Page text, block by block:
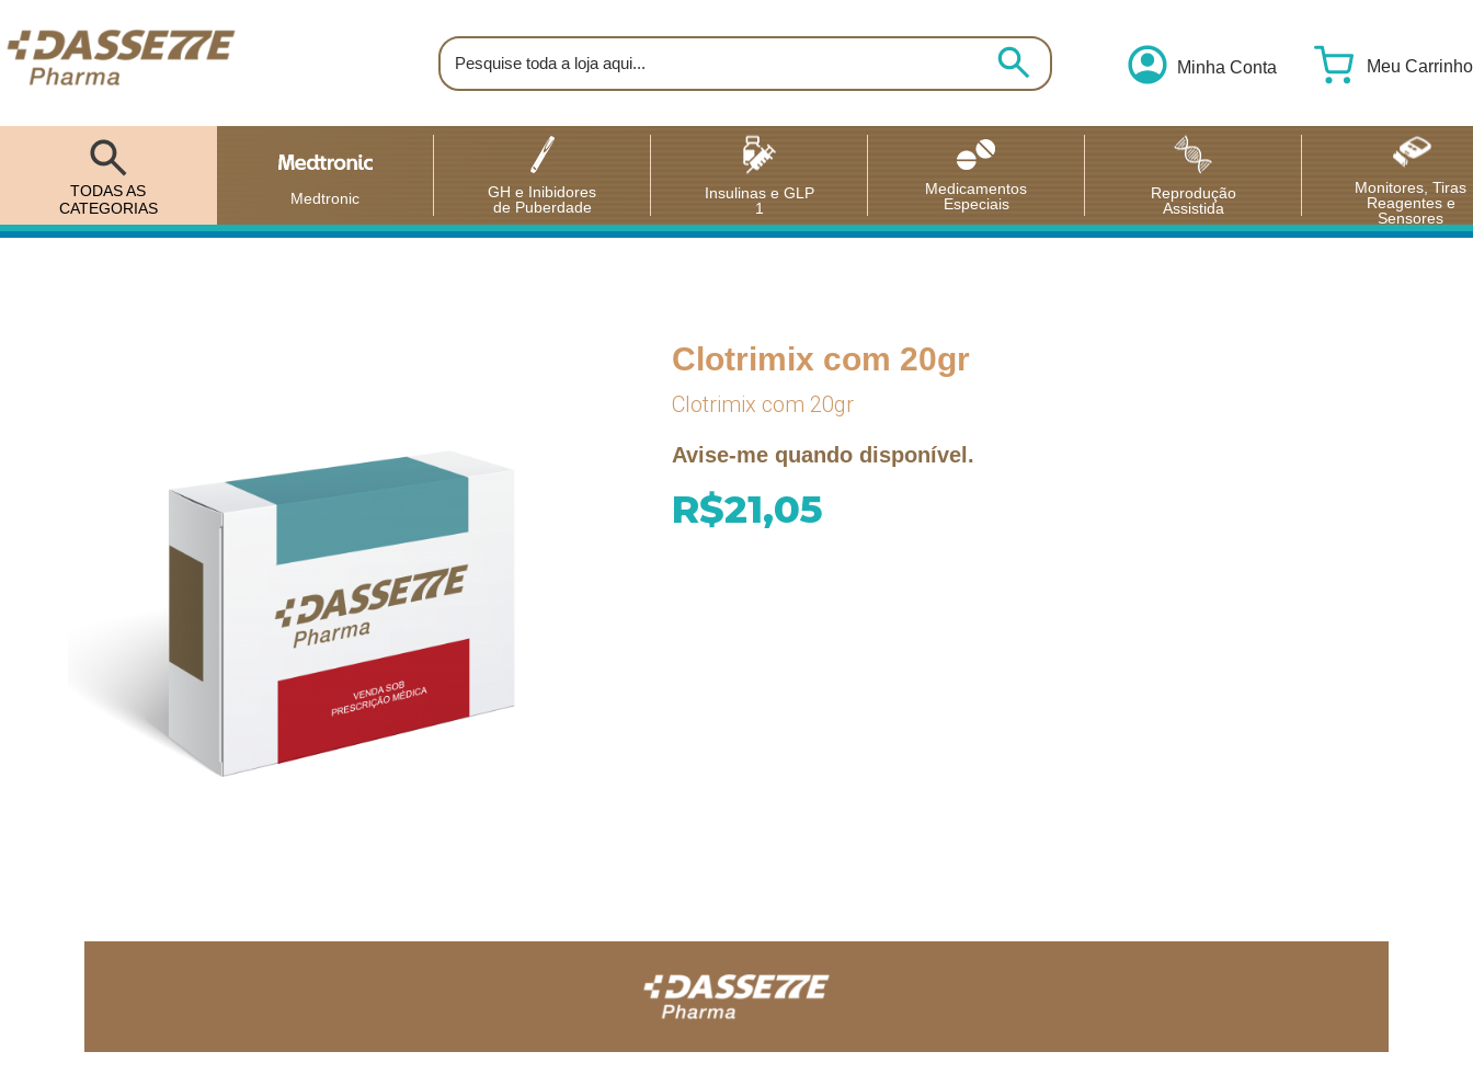
Minha Conta Meu Carrinho
TODAS AS
CATEGORIAS
Medtronic
GH e Inibidores
de Puberdade
Insulinas e GLP
1
Medicamentos
Especiais
Reprodução
Assistida
Monitores, Tiras
Reagentes e
Sensores
Clotrimix com 20gr
Clotrimix com 20gr
Avise-me quando disponível.
R$21,05